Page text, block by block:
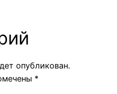
опубликован.
*